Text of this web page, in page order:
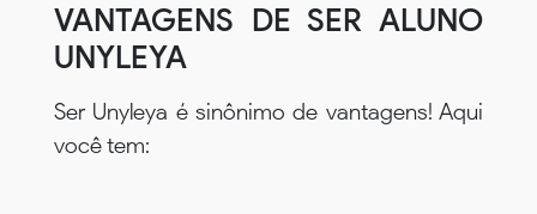
VANTAGENS DE SER ALUNO
UNYLEYA
Ser Unyleya é sinônimo de vantagens! Aqui
você tem: